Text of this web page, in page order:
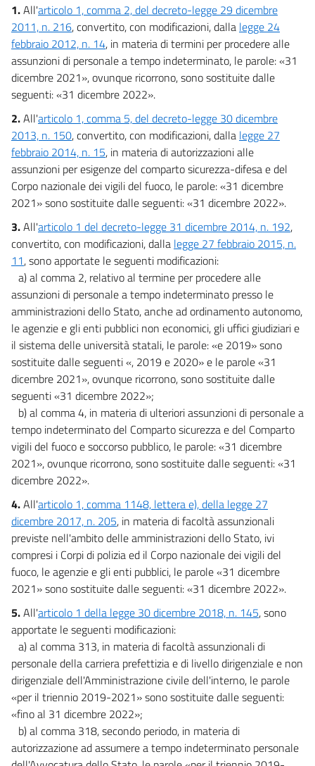
1.All'articolo 1, comma 2, del decreto-legge 29 dicembre
2011, n. 216, convertito, con modificazioni, dalla legge 24
febbraio 2012, n. 14, in materia di termini per procedere alle
assunzioni di personale a tempo indeterminato, le parole: «31
dicembre 2021», ovunque ricorrono, sono sostituite dalle
seguenti: «31 dicembre 2022».
2.All'articolo 1, comma 5, del decreto-legge 30 dicembre
2013, n. 150, convertito, con modificazioni, dalla legge 27
febbraio 2014, n. 15, in materia di autorizzazioni alle
assunzioni per esigenze del comparto sicurezza-difesa e del
Corpo nazionale dei vigili del fuoco, le parole: «31 dicembre
2021» sono sostituite dalle seguenti: «31 dicembre 2022».
3.All'articolo 1 del decreto-legge 31 dicembre 2014, n. 192,
convertito, con modificazioni, dalla legge 27 febbraio 2015, n.
11, sono apportate le seguenti modificazioni:
a) al comma 2, relativo al termine per procedere alle
assunzioni di personale a tempo indeterminato presso le
amministrazioni dello Stato, anche ad ordinamento autonomo,
le agenzie e gli enti pubblici non economici, gli uffici giudiziari e
il sistema delle università statali, le parole: «e 2019» sono
sostituite dalle seguenti «, 2019 e 2020» e le parole «31
dicembre 2021», ovunque ricorrono, sono sostituite dalle
seguenti «31 dicembre 2022»;
b) al comma 4, in materia di ulteriori assunzioni di personale a
tempo indeterminato del Comparto sicurezza e del Comparto
vigili del fuoco e soccorso pubblico, le parole: «31 dicembre
2021», ovunque ricorrono, sono sostituite dalle seguenti: «31
dicembre 2022».
4.All'articolo 1, comma 1148, lettera e), della legge 27
dicembre 2017, n. 205, in materia di facoltà assunzionali
previste nell'ambito delle amministrazioni dello Stato, ivi
compresi i Corpi di polizia ed il Corpo nazionale dei vigili del
fuoco, le agenzie e gli enti pubblici, le parole «31 dicembre
2021» sono sostituite dalle seguenti: «31 dicembre 2022».
5.All'articolo 1 della legge 30 dicembre 2018, n. 145, sono
apportate le seguenti modificazioni:
a) al comma 313, in materia di facoltà assunzionali di
personale della carriera prefettizia e di livello dirigenziale e non
dirigenziale dell'Amministrazione civile dell'interno, le parole
«per il triennio 2019-2021» sono sostituite dalle seguenti:
«fino al 31 dicembre 2022»;
b) al comma 318, secondo periodo, in materia di
autorizzazione ad assumere a tempo indeterminato personale